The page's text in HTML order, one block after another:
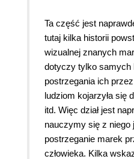
Ta część jest
tutaj kilka historii
wizualnej znanych
dotyczy tylko samych
postrzegania ich
ludziom kojarzyła się
itd. Więc dział jest
nauczymy się z niego
postrzeganie marek
człowieka. Kilka